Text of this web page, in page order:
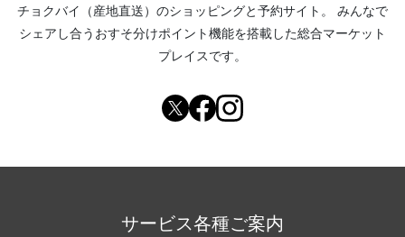
チョクバイ（産地直送） のショッピングと予約サイト。
みんなで
シェアし合う おすそ分けポイント機能を搭載した総合マーケット
プレイスです。
サービス各種ご案内